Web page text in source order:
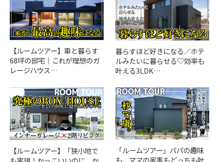
【ルームツアー】車と暮らす
68坪の邸宅｜これが理想のガ
レージハウス…
暮らすほど好きになる／ホテ
ルみたいに暮らせる♡効率も
叶える3LDK…
【ルームツアー】「狭小地で
「ルームツアー」パパの趣味
も、ママの家事もどっちも叶